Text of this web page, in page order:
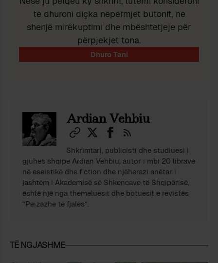
të dhuroni diçka nëpërmjet butonit, në
shenjë mirëkuptimi dhe mbështetjeje për
përpjekjet tona.
Ardian Vehbiu
Shkrimtari, publicisti dhe studiuesi i
gjuhës shqipe Ardian Vehbiu, autor i mbi 20 librave
në eseistikë dhe fiction dhe njëherazi anëtar i
jashtëm i Akademisë së Shkencave të Shqipërisë,
është një nga themeluesit dhe botuesit e revistës
“Peizazhe të fjalës”.
TË NGJASHME